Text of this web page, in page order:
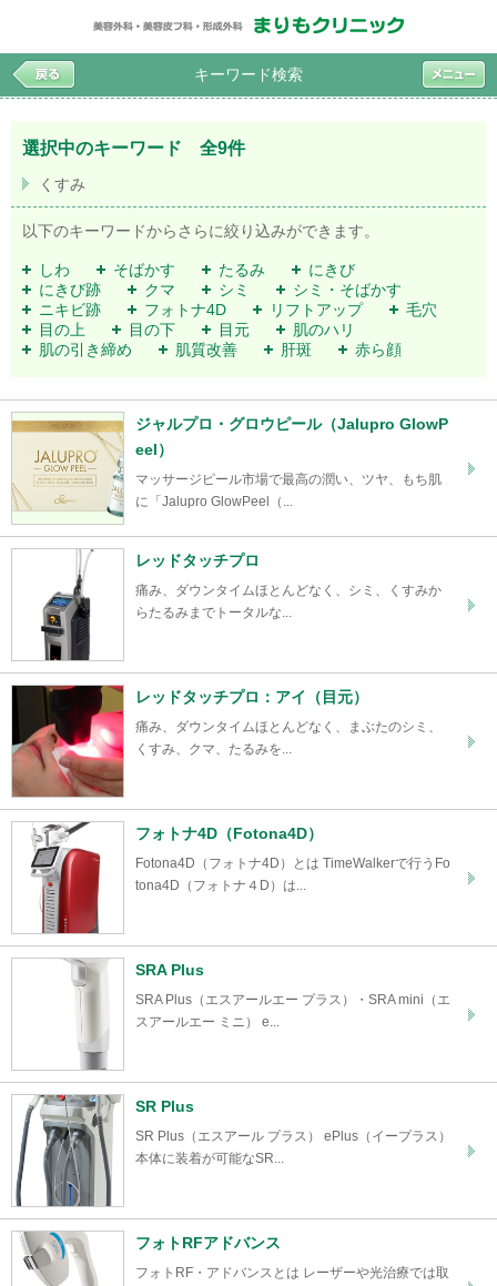
キーワード検索
選択中のキーワード 全9件
くすみ
以下のキーワードからさらに絞り込みができます。
しわ そばかす たるみ
にきび
にきび跡
クマ シミ
シミ・そばかす
ニキビ跡
フォトナ4D リフトアップ
毛穴
目の上
目の下 目元
肌のハリ
肌の引き締め
肌質改善 肝斑 赤ら顔
ジャルプロ・グロウピール（Jalupro GlowP
eel）
マッサージピール市場で最高の潤い、ツヤ、もち肌
に「Jalupro GlowPeel（...
レッドタッチプロ
痛み、ダウンタイムほとんどなく、シミ、くすみか
らたるみまでトータルな...
レッドタッチプロ：アイ（目元）
痛み、ダウンタイムほとんどなく、まぶたのシミ、
くすみ、クマ、たるみを...
フォトナ4D（Fotona4D）
Fotona4D（フォトナ4D）とは TimeWalkerで行うFo
tona4D（フォトナ４D）は...
SRA Plus
SRA Plus（エスアールエー プラス）・SRA mini（エ
スアールエー ミニ） e...
SR Plus
SR Plus（エスアール プラス） ePlus（イープラス）
本体に装着が可能なSR...
フォトRFアドバンス
フォトRF・アドバンスとは レーザーや光治療では取